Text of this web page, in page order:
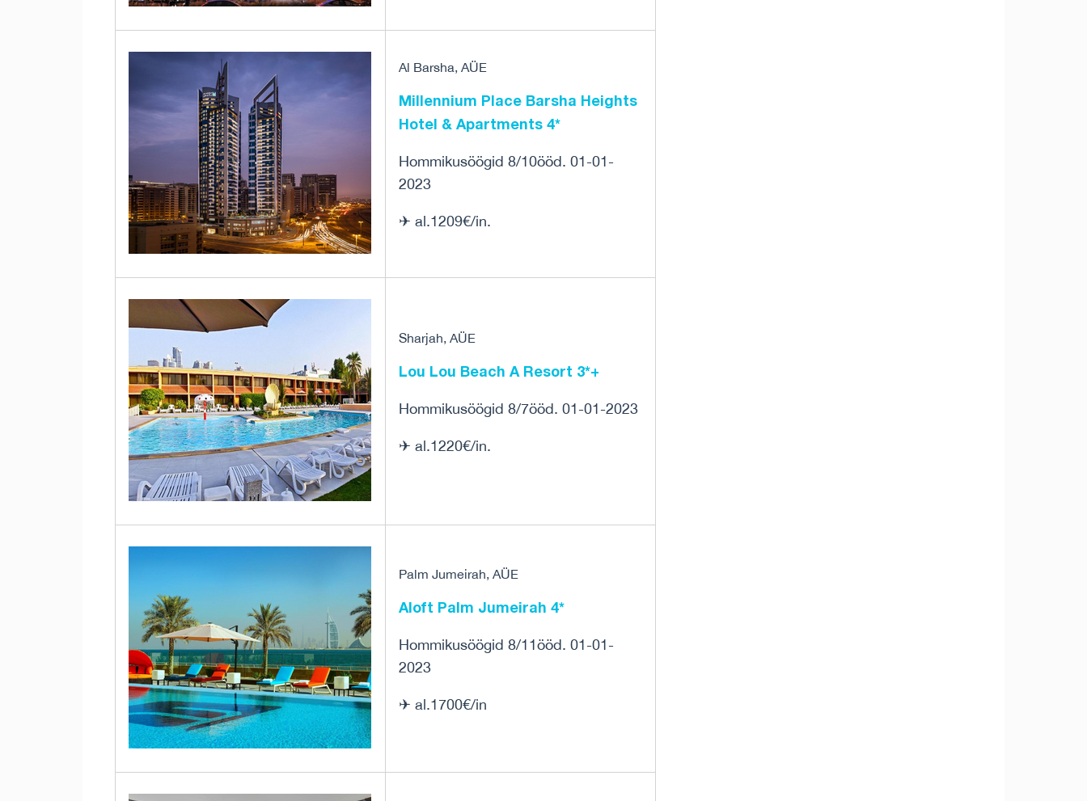
Al Barsha, AÜE
Millennium Place Barsha Heights
Hotel & Apartments 4*
Hommikusöögid 8/10ööd. 01-01-
2023
✈ al.1209€/in.
Sharjah, AÜE
Lou Lou Beach A Resort 3*+
Hommikusöögid 8/7ööd. 01-01-2023
✈ al.1220€/in.
Palm Jumeirah, AÜE
Aloft Palm Jumeirah 4*
Hommikusöögid 8/11ööd. 01-01-
2023
✈ al.1700€/in